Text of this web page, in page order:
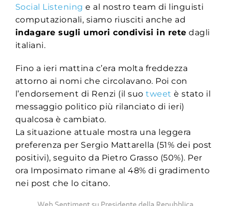
Social Listening e al nostro team di linguisti
computazionali, siamo riusciti anche ad
indagare sugli umori condivisi in rete dagli
italiani.
Fino a ieri mattina c’era molta freddezza
attorno ai nomi che circolavano. Poi con
l’endorsement di Renzi (il suotweet è stato il
messaggio politico più rilanciato di ieri)
qualcosa è cambiato.
La situazione attuale mostra una leggera
preferenza per Sergio Mattarella (51% dei post
positivi), seguito da Pietro Grasso (50%). Per
ora Imposimato rimane al 48% di gradimento
nei post che lo citano.